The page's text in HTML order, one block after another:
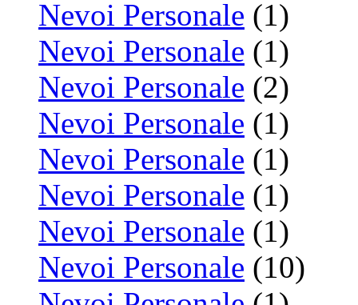
Nevoi Personale (1)
Nevoi Personale (1)
Nevoi Personale (2)
Nevoi Personale (1)
Nevoi Personale (1)
Nevoi Personale (1)
Nevoi Personale (1)
Nevoi Personale (10)